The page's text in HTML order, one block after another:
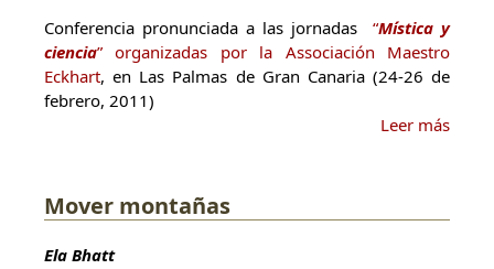
Conferencia pronunciada a las jornadas “Mística y
ciencia” organizadas por la Associación Maestro
Eckhart, en Las Palmas de Gran Canaria (24-26 de
febrero, 2011)
Leer más
Mover montañas
Ela Bhatt